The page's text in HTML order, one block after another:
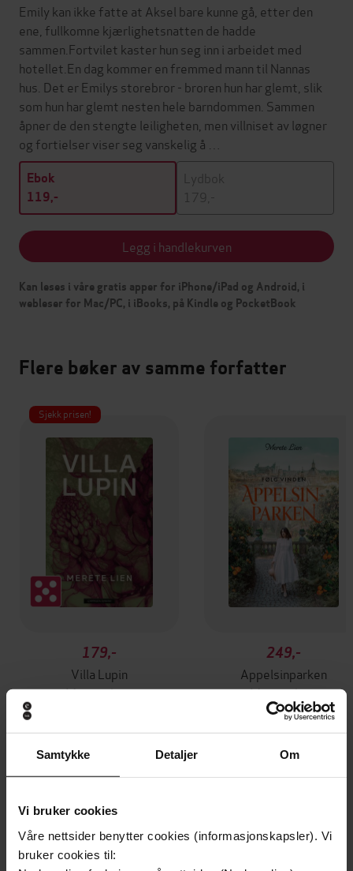
Samtykke Detaljer Om
Vi bruker cookies
Våre nettsider benytter cookies (informasjonskapsler). Vi
bruker cookies til:
Emily kan ikke fatte at Aksel bare kunne gå, etter den
ene, fullkomne kjærlighetsnatten de hadde
sammen.Fortvilet kaster hun seg inn i arbeidet med
hotellet.En dag kommer en fremmed mann til Nannas
hus. Det er Emilys storebror - broren hun har glemt, slik
som hun har glemt nesten hele barndommen. Sammen
åpner de den stengte leiligheten, men villniset av løgner
og fortielser viser seg vanskelig å …
Ebok
119,-
Lydbok
179,-
Legg i handlekurven
Kan leses i våre gratis apper for iPhone/iPad og Android, i
webleser for Mac/PC, i iBooks, på Kindle og PocketBook
Flere bøker av samme forfatter
Sjekk prisen!
179,-
Villa Lupin
Merete Lien
249,-
Appelsinparken
Merete Lien
EBOK
Premium
Vinner av Rivertonprisen
Premium